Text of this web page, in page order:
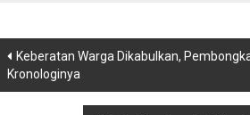
Navigasi
Keberatan Warga Dikabulkan,
Kronologinya